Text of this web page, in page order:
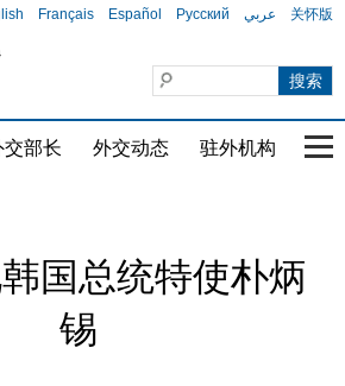
Français Español Русский عربي 关怀版
交部长 外交动态 驻外机构 国
国总统特使朴炳
锡